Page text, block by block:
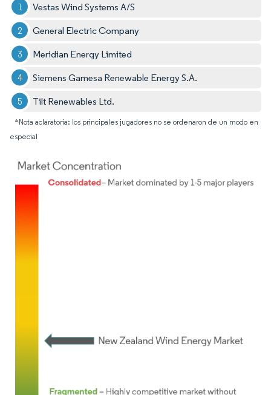
Vestas Wind Systems A/S
General Electric Company
Meridian Energy Limited
Siemens Gamesa Renewable Energy S.A.
Tilt Renewables Ltd.
*Nota aclaratoria: los principales jugadores no se ordenaron de un modo en
especial